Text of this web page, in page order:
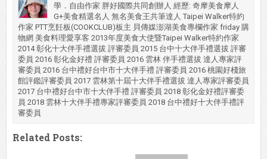
學．自由作家 胖好國際共同創辦人 經歷: 奇摩美食摩人
G+美食精選名人 無名美食王共筆達人 Taipei Walker特約
作家 PTT烹飪板(COOKCLUB)板主 貝傳媒澎湖美食專欄作家 friday 購
物網 美食料理愛享客 2013年度美食大使暨Taipei Walker特約作家
2014 彰化十大伴手禮選拔 評審委員 2015 台中十大伴手禮選拔 評審
委員 2016 彰化金好禮 評審委員 2016 雲林 伴手禮選拔 達人專家評
審委員 2016 台中禮好台中市十大伴手禮 評審委員 2016 桃園好棧旅
館評鑑評審委員 2017 雲林第十屆十大伴手禮選拔 達人專家評審委員
2017 台中禮好台中市十大伴手禮 評審委員 2018 彰化金好禮評審委
員 2018 雲林十大伴手禮專家評審委員 2018 台中禮好十大伴手禮評
審委員
Related Posts: